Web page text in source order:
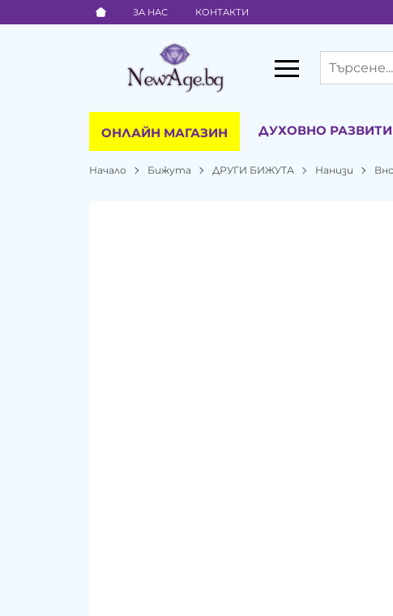
ЗА НАС КОНТАКТИ
ОНЛАЙН МАГАЗИН ДУХОВНО
Начало Бижута ДРУГИ БИЖУТА Нанизи